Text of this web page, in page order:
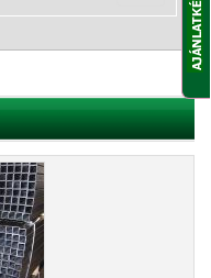
lenyitása